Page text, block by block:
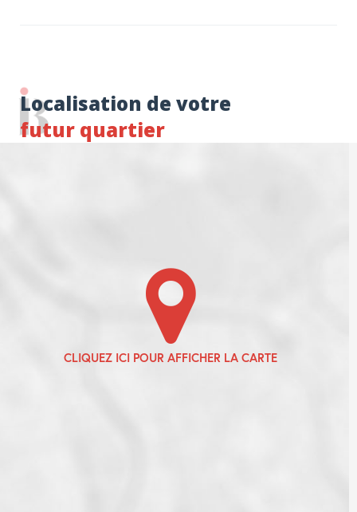
Localisation de votre
futur quartier